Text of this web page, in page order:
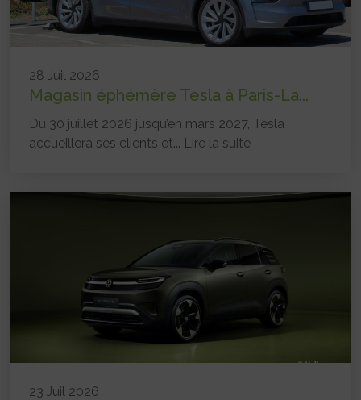
28 Juil 2026
Magasin éphémère Tesla à Paris-La...
Du 30 juillet 2026 jusqu’en mars 2027, Tesla
accueillera ses clients et... Lire la suite
23 Juil 2026